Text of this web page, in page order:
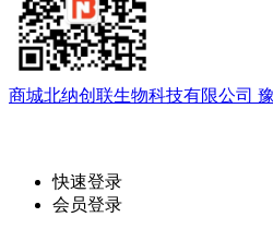
商城北纳创联生物科技有限公司 豫
快速登录
会员登录